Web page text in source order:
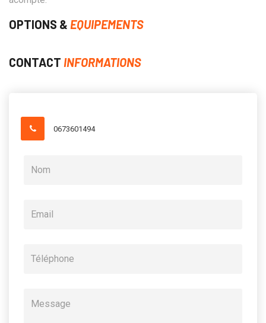
OPTIONS & EQUIPEMENTS
CONTACT INFORMATIONS
0673601494